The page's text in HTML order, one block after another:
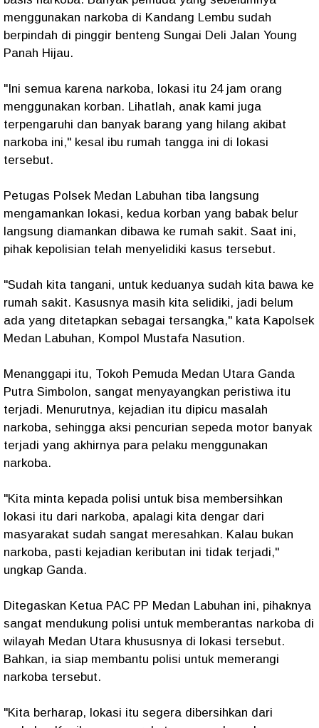
menggunakan narkoba di Kandang Lembu sudah
berpindah di pinggir benteng Sungai Deli Jalan Young
Panah Hijau.
"Ini semua karena narkoba, lokasi itu 24 jam orang
menggunakan korban. Lihatlah, anak kami juga
terpengaruhi dan banyak barang yang hilang akibat
narkoba ini," kesal ibu rumah tangga ini di lokasi
tersebut.
Petugas Polsek Medan Labuhan tiba langsung
mengamankan lokasi, kedua korban yang babak belur
langsung diamankan dibawa ke rumah sakit. Saat ini,
pihak kepolisian telah menyelidiki kasus tersebut.
"Sudah kita tangani, untuk keduanya sudah kita bawa ke
rumah sakit. Kasusnya masih kita selidiki, jadi belum
ada yang ditetapkan sebagai tersangka," kata Kapolsek
Medan Labuhan, Kompol Mustafa Nasution.
Menanggapi itu, Tokoh Pemuda Medan Utara Ganda
Putra Simbolon, sangat menyayangkan peristiwa itu
terjadi. Menurutnya, kejadian itu dipicu masalah
narkoba, sehingga aksi pencurian sepeda motor banyak
terjadi yang akhirnya para pelaku menggunakan
narkoba.
"Kita minta kepada polisi untuk bisa membersihkan
lokasi itu dari narkoba, apalagi kita dengar dari
masyarakat sudah sangat meresahkan. Kalau bukan
narkoba, pasti kejadian keributan ini tidak terjadi,"
ungkap Ganda.
Ditegaskan Ketua PAC PP Medan Labuhan ini, pihaknya
sangat mendukung polisi untuk memberantas narkoba di
wilayah Medan Utara khususnya di lokasi tersebut.
Bahkan, ia siap membantu polisi untuk memerangi
narkoba tersebut.
"Kita berharap, lokasi itu segera dibersihkan dari